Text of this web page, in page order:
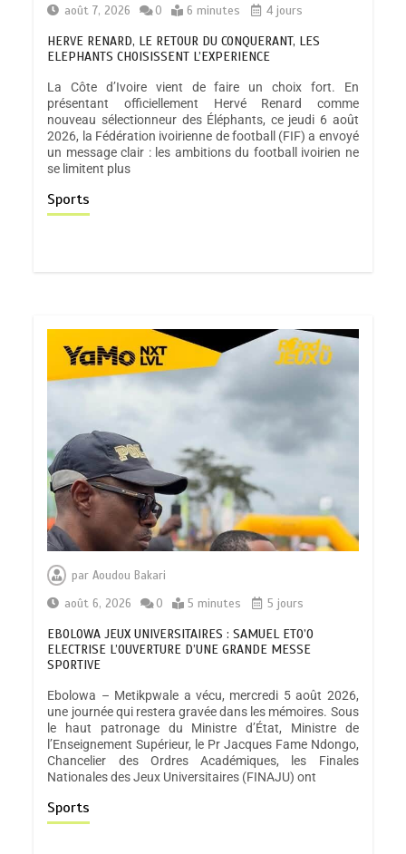
août 7, 2026 0 6 minutes 4 jours
HERVE RENARD, LE RETOUR DU CONQUERANT, LES
ELEPHANTS CHOISISSENT L’EXPERIENCE
La Côte d’Ivoire vient de faire un choix fort. En
présentant officiellement Hervé Renard comme
nouveau sélectionneur des Éléphants, ce jeudi 6 août
2026, la Fédération ivoirienne de football (FIF) a envoyé
un message clair : les ambitions du football ivoirien ne
se limitent plus
Sports
parAoudou Bakari
août 6, 2026
0 5 minutes 5 jours
EBOLOWA JEUX UNIVERSITAIRES : SAMUEL ETO’O
ELECTRISE L’OUVERTURE D’UNE GRANDE MESSE
SPORTIVE
Ebolowa – Metikpwale a vécu, mercredi 5 août 2026,
une journée qui restera gravée dans les mémoires. Sous
le haut patronage du Ministre d’État, Ministre de
l’Enseignement Supérieur, le Pr Jacques Fame Ndongo,
Chancelier des Ordres Académiques, les Finales
Nationales des Jeux Universitaires (FINAJU) ont
Sports